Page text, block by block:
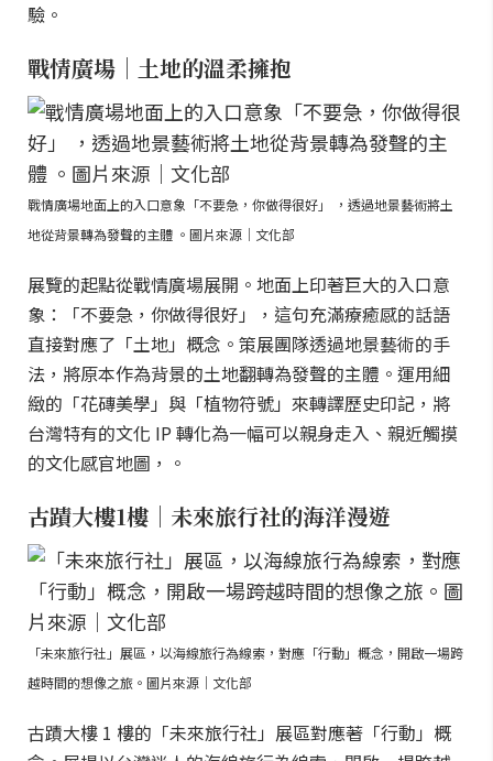
驗。
戰情廣場｜土地的溫柔擁抱
戰情廣場地面上的入口意象「不要急，你做得很好」 ，透過地景藝術將土
地從背景轉為發聲的主體 。圖片來源｜文化部
展覽的起點從戰情廣場展開。地面上印著巨大的入口意
象：「不要急，你做得很好」，這句充滿療癒感的話語
直接對應了「土地」概念。策展團隊透過地景藝術的手
法，將原本作為背景的土地翻轉為發聲的主體。運用細
緻的「花磚美學」與「植物符號」來轉譯歷史印記，將
台灣特有的文化 IP 轉化為一幅可以親身走入、親近觸摸
的文化感官地圖，。
古蹟大樓1樓｜未來旅行社的海洋漫遊
「未來旅行社」展區，以海線旅行為線索，對應「行動」概念，開啟一場跨
越時間的想像之旅。圖片來源｜文化部
古蹟大樓 1 樓的「未來旅行社」展區對應著「行動」概